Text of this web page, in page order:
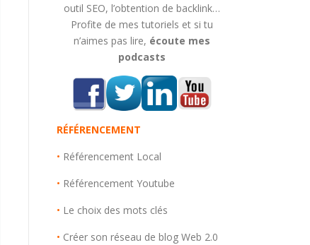
outil SEO, l’obtention de backlink…
Profite de mes tutoriels et si tu
n’aimes pas lire, écoute mes
podcasts
RÉFÉRENCEMENT
• Référencement Local
• Référencement Youtube
• Le choix des mots clés
• Créer son réseau de blog Web 2.0